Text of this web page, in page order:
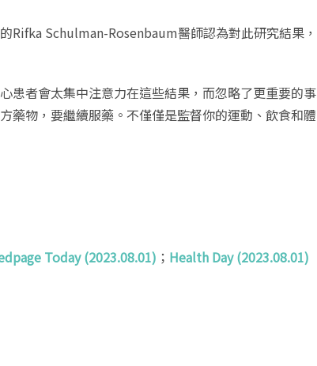
Rifka Schulman-Rosenbaum醫師認為對此研究結果
患者會太集中注意力在這些結果，而忽略了更重要的
藥物，要繼續服藥。不僅僅是監督你的運動、飲食和
Today (2023.08.01) ； Health Day (2023.08.01)